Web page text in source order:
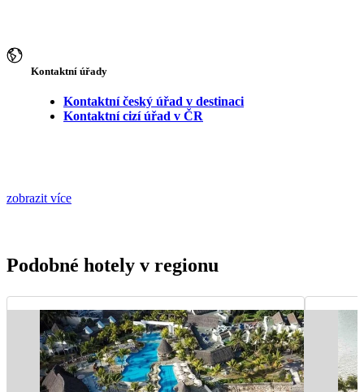
Kontaktní úřady
Kontaktní český úřad v destinaci
Kontaktní cizí úřad v ČR
zobrazit více
Podobné hotely v regionu